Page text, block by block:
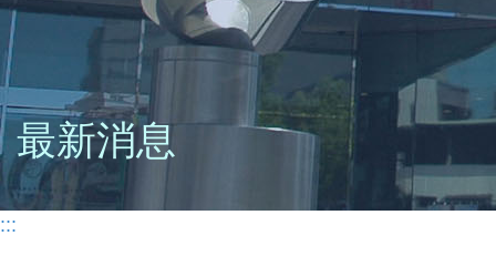
最新消息
:::